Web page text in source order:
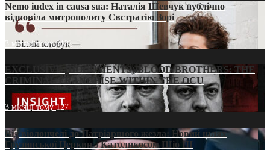
Nemo iudex in causa sua: Наталія Шевчук публічно
відповіла митрополиту Євстратію Зорі
3 місяці тому213
EXCLUSIVE (DOCUMENTS)/BLOOD BROTHERS: THE
CRIMINAL FRANCHISE WITHIN THE OCU
3 місяці тому127
Від віолончелі до Патріаршого жезла: Новий шлях
Грузинської Церкви з Католикосом Шіо III